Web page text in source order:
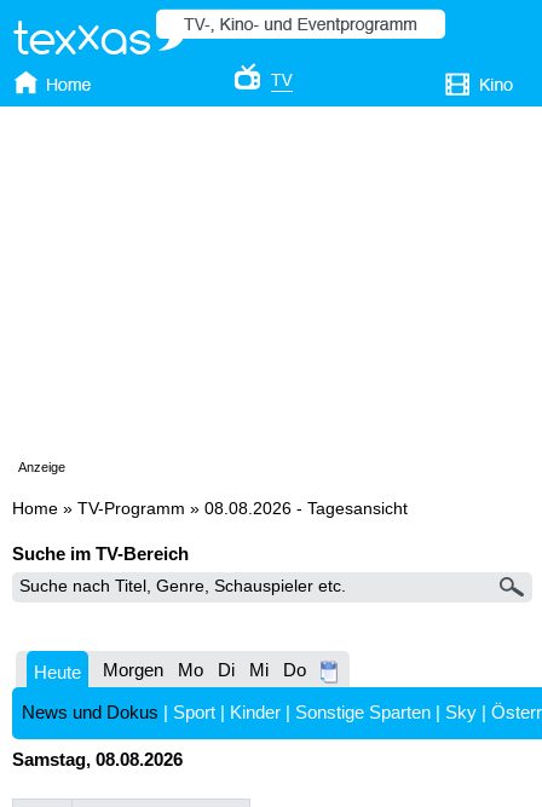
Anzeige
Home » TV-Programm » 08.08.2026 - Tagesansicht
Suche im TV-Bereich
Heute Morgen Mo Di Mi Do
News und Dokus | Sport | Kinder | Sonstige Sparten | Sky |
Samstag, 08.08.2026